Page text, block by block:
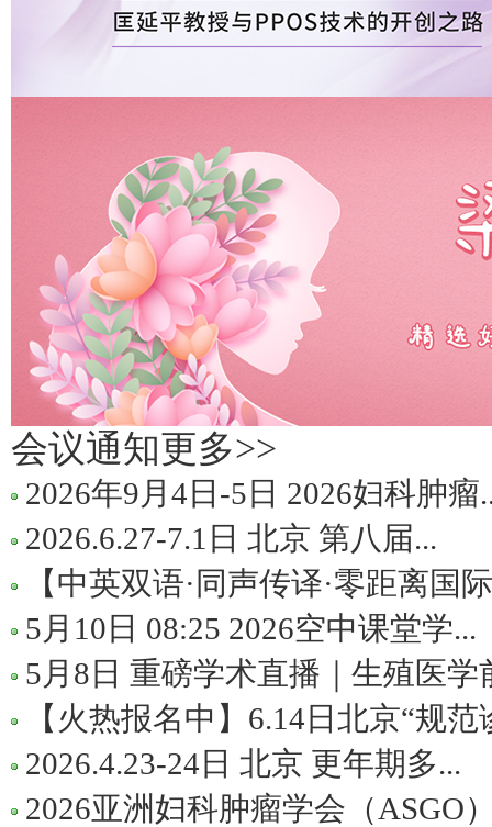
会议通知更多>>
2026年9月4日-5日 2026妇科肿瘤
2026.6.27-7.1日 北京 第八届...
【中英双语·同声传译·零距离国
5月10日 08:25 2026空中课堂学...
5月8日 重磅学术直播｜生殖医学
【火热报名中】6.14日北京“规范
2026.4.23-24日 北京 更年期多...
2026亚洲妇科肿瘤学会（ASGO